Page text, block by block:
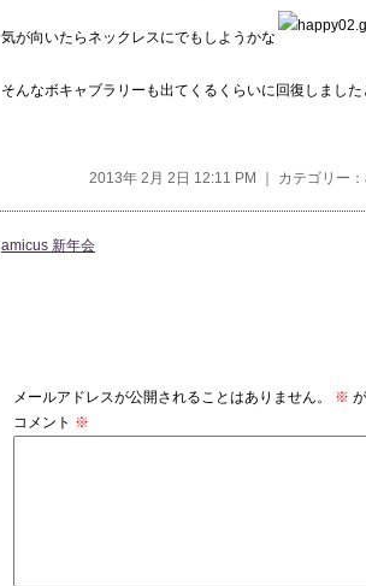
気が向いたらネックレスにでもしようかな
そんなボキャブラリーも出てくるくらいに回復しました
2013年 2月 2日 12:11 PM ｜ カテゴリー：
amicus 新年会
メールアドレスが公開されることはありません。 ※
コメント ※